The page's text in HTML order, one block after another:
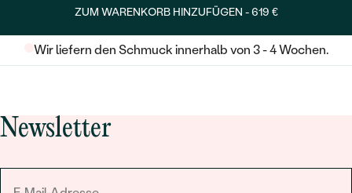
ZUM WARENKORB HINZUFÜGEN -619 €
Wir liefern den Schmuck innerhalb von 3 - 4 Wochen.
Newsletter